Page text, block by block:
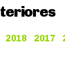
2018 2017